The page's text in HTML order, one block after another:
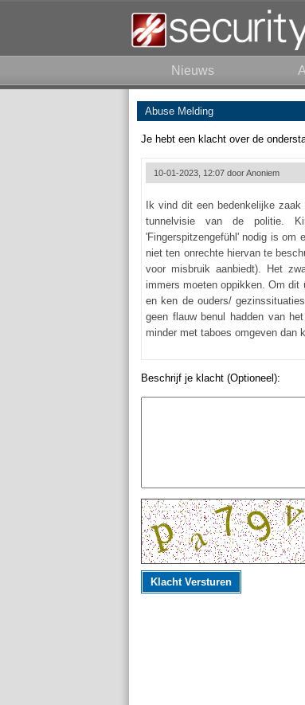
Nieuws
Abuse Melding
Je hebt een klacht over de
10-01-2023, 12:07 doorAnoniem
Ik vind dit een bedenkelijke
tunnelvisie van de politie.
'Fingerspitzengefühl' nodig is om
niet ten onrechte hiervan te
voor misbruik aanbiedt). Het
immers moeten oppikken. Om
en ken de ouders/
geen flauw benul hadden van
minder met taboes omgeven dan
Beschrijf je klacht (Optioneel):
Klacht Versturen